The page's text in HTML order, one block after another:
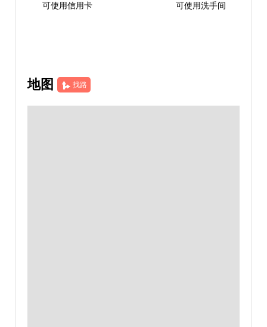
可使用信用卡 可使用洗手间
地图 找路